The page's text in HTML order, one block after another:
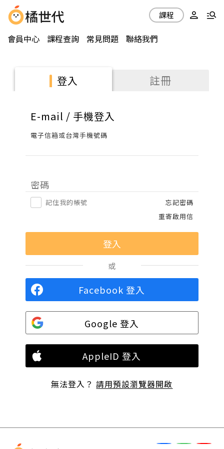
會員中心 課程查詢 常見問題 聯絡我們
課程
登入 註冊
E-mail / 手機登入
電子信箱或台灣手機號碼
密碼
記住我的帳號
忘記密碼
重寄啟用信
或
Facebook 登入
Google 登入
AppleID 登入
無法登入？請用預設瀏覽器開啟